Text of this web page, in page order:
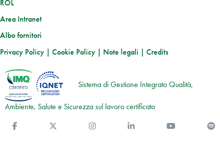
ROL
Area Intranet
Albo fornitori
Privacy Policy | Cookie Policy | Note legali | Credits
Sistema di Gestione Integrato Qualità,
Ambiente, Salute e Sicurezza sul lavoro certificato
You Tube